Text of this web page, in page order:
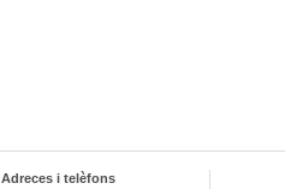
Adreces i telèfons